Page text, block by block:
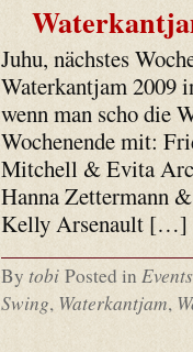
Juhu, nächstes
Waterkantjam 2009
wenn man scho die
Wochenende mit:
Mitchell & Evita
Hanna Zettermann
Kelly Arsenault […]
By tobi Posted in Events
Swing, Waterkantjam,